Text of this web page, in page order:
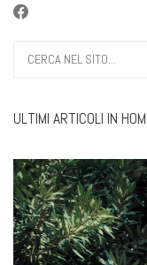
ULTIMI ARTICOLI IN